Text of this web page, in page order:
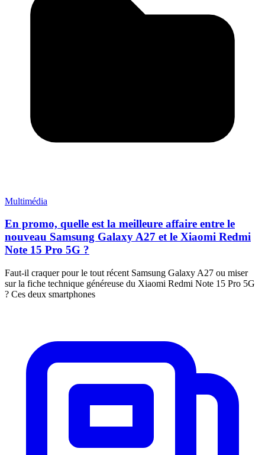
Multimédia
En promo, quelle est la meilleure affaire entre le
nouveau Samsung Galaxy A27 et le Xiaomi Redmi
Note 15 Pro 5G ?
Faut-il craquer pour le tout récent Samsung Galaxy A27 ou miser
sur la fiche technique généreuse du Xiaomi Redmi Note 15 Pro 5G
? Ces deux smartphones